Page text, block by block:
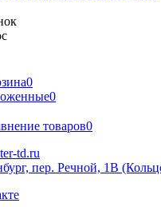
0
0
товаров0
td.ru
пер. Речной, 1В